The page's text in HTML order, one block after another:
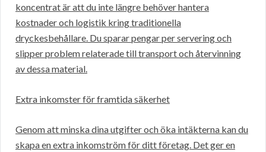
koncentrat är att du inte längre behöver hantera
kostnader och logistik kring traditionella
dryckesbehållare. Du sparar pengar per servering och
slipper problem relaterade till transport och återvinning
av dessa material.
Extra inkomster för framtida säkerhet
Genom att minska dina utgifter och öka intäkterna kan du
skapa en extra inkomström för ditt företag. Det ger en